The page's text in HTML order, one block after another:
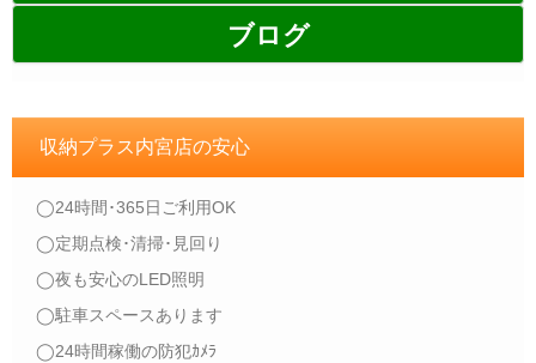
ブログ
収納プラス内宮店の安心
◯24時間･365日ご利用OK
◯定期点検･清掃･見回り
◯夜も安心のLED照明
◯駐車スペースあります
◯24時間稼働の防犯ｶﾒﾗ